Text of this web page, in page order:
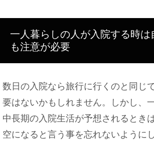
一人暮らしの人が入院する時は
も注意が必要
数日の入院なら旅行に行くのと同じ
要はないかもしれません。しかし、
中長期の入院生活が予想されるとき
空になると言う事を忘れないように